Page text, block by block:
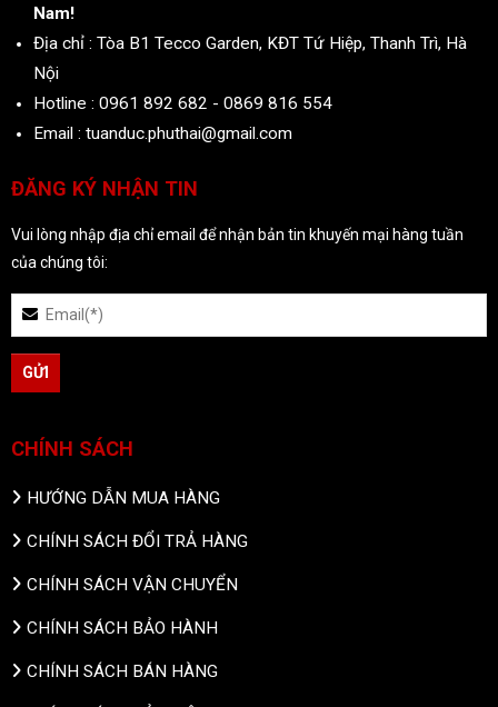
Nam!
Địa chỉ : Tòa B1 Tecco Garden, KĐT Tứ Hiệp, Thanh Trì, Hà
Nội
Hotline : 0961 892 682 - 0869 816 554
Email : tuanduc.phuthai@gmail.com
ĐĂNG KÝ NHẬN TIN
Vui lòng nhập địa chỉ email để nhận bản tin khuyến mại hàng tuần
của chúng tôi:
CHÍNH SÁCH
HƯỚNG DẪN MUA HÀNG
CHÍNH SÁCH ĐỔI TRẢ HÀNG
CHÍNH SÁCH VẬN CHUYỂN
CHÍNH SÁCH BẢO HÀNH
CHÍNH SÁCH BÁN HÀNG